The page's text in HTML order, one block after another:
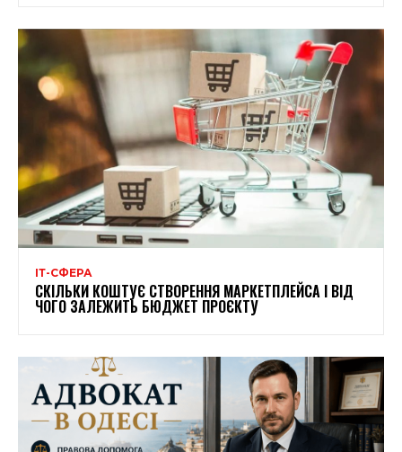
ІТ-СФЕРА
СКІЛЬКИ КОШТУЄ СТВОРЕННЯ МАРКЕТПЛЕЙСА І ВІД
ЧОГО ЗАЛЕЖИТЬ БЮДЖЕТ ПРОЄКТУ